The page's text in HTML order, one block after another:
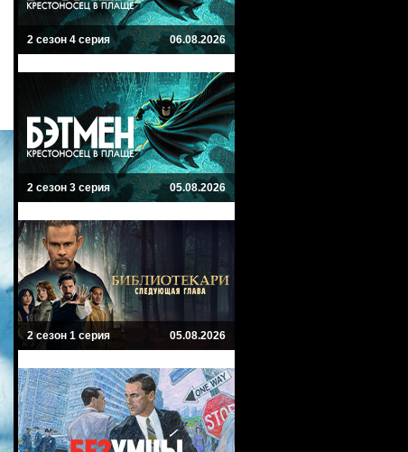
2 сезон 4 серия 06.08.2026
2 сезон 3 серия 05.08.2026
2 сезон 1 серия 05.08.2026